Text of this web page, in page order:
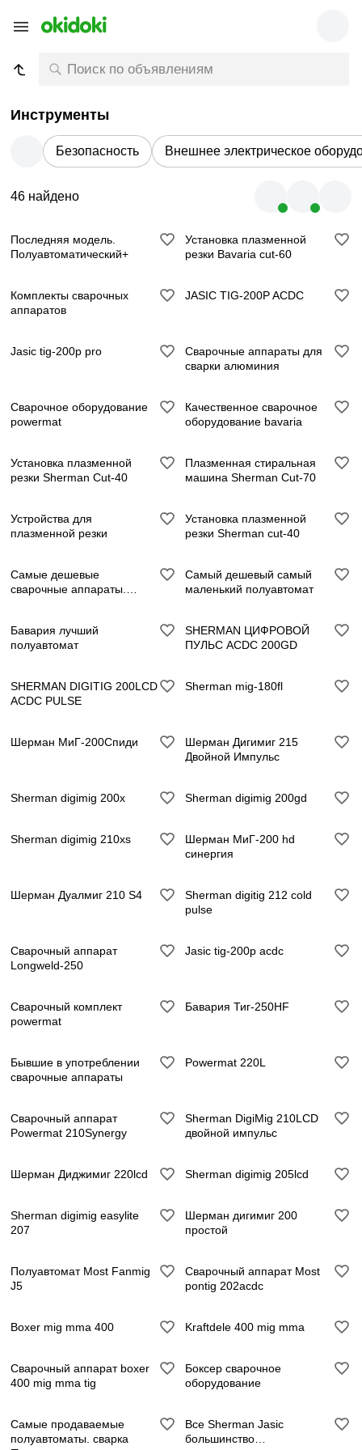
Инструменты
Безопасность Внешнее электрическое
46 найдено
Последняя модель.
Полуавтоматический+
Установка плазменной
резки Bavaria cut-60
Комплекты сварочных
аппаратов
JASIC TIG-200P ACDC
Jasic tig-200p pro
Сварочные аппараты для
сварки алюминия
Сварочное оборудование
powermat
Качественное сварочное
оборудование bavaria
Установка плазменной
резки Sherman Cut-40
Плазменная стиральная
машина Sherman Cut-70
Устройства для
плазменной резки
Установка плазменной
резки Sherman cut-40
Самые дешевые
сварочные аппараты.
Самый дешевый самый
маленький полуавтомат
Бавария лучший
полуавтомат
SHERMAN ЦИФРОВОЙ
ПУЛЬС ACDC 200GD
SHERMAN DIGITIG 200LCD
ACDC PULSE
Sherman mig-180fl
Шерман МиГ-200Спиди
Шерман Дигимиг 215
Двойной Импульс
Sherman digimig 200x Sherman digimig 200gd
Sherman digimig 210xs
Шерман МиГ-200 hd
синергия
Шерман Дуалмиг 210 S4
Sherman digitig 212 cold
pulse
Сварочный аппарат
Longweld-250
Jasic tig-200p acdc
Сварочный комплект
powermat
Бавария Тиг-250HF
Бывшие в употреблении
сварочные аппараты
Powermat 220L
Сварочный аппарат
Powermat 210Synergy
Sherman DigiMig 210LCD
двойной импульс
Шерман Диджимиг 220lcd Sherman digimig 205lcd
Sherman digimig easylite
207
Шерман дигимиг 200
простой
Полуавтомат Most Fanmig
J5
Сварочный аппарат Most
pontig 202acdc
Boxer mig mma 400 Kraftdele 400 mig mma
Сварочный аппарат boxer
400 mig mma tig
Боксер сварочное
оборудование
Самые продаваемые
полуавтоматы. сварка
Все Sherman Jasic
большинство